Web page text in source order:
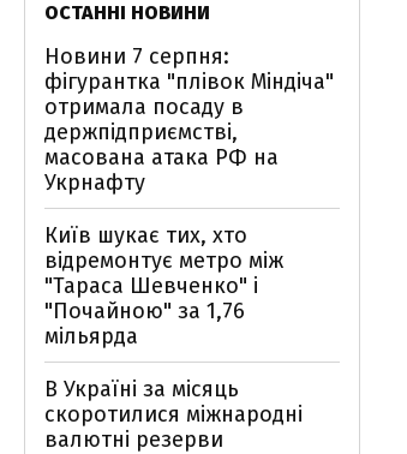
ОСТАННІ НОВИНИ
Новини 7 серпня:
фігурантка "плівок Міндіча"
отримала посаду в
держпідприємстві,
масована атака РФ на
Укрнафту
Київ шукає тих, хто
відремонтує метро між
"Тараса Шевченко" і
"Почайною" за 1,76
мільярда
В Україні за місяць
скоротилися міжнародні
валютні резерви